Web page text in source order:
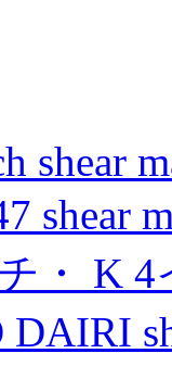
shear
shear
・ K